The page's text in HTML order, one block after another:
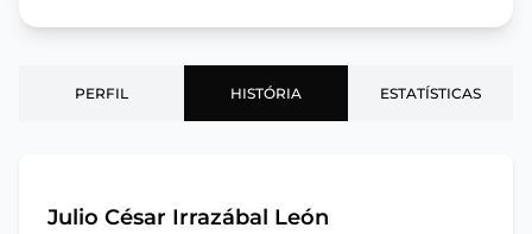
PERFIL HISTÓRIA ESTATÍSTICAS
Julio César Irrazábal León